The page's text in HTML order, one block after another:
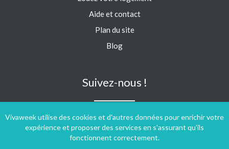
Vivaweek utilise des cookies et d'autres données pour enrichir votre
expérience et proposer des services en s'assurant qu'ils
fonctionnent correctement.
Aide et contact
Plan du site
Blog
Suivez-nous !